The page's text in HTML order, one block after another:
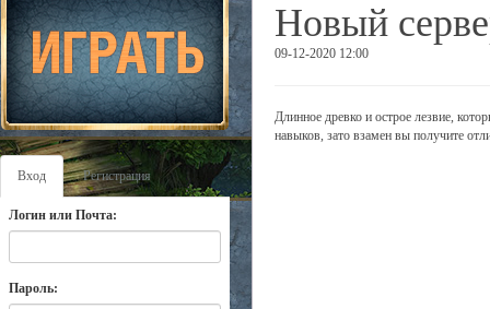
Вход Регистрация
Логин или Почта:
Пароль:
Новый
09-12-2020 12:00
Длинное древко и острое лезвие,
навыков, зато взамен вы получите